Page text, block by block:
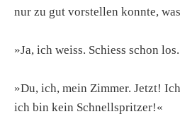
nur zu gut vorstellen konnte,
»Ja, ich weiss. Schiess schon
»Du, ich, mein Zimmer. Jetzt!
ich bin kein Schnellspritzer!«